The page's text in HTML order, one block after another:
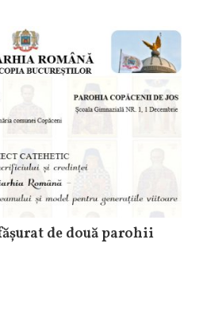
de două parohii